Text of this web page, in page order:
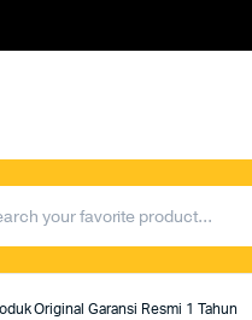
Original Garansi Resmi 1 Tahun